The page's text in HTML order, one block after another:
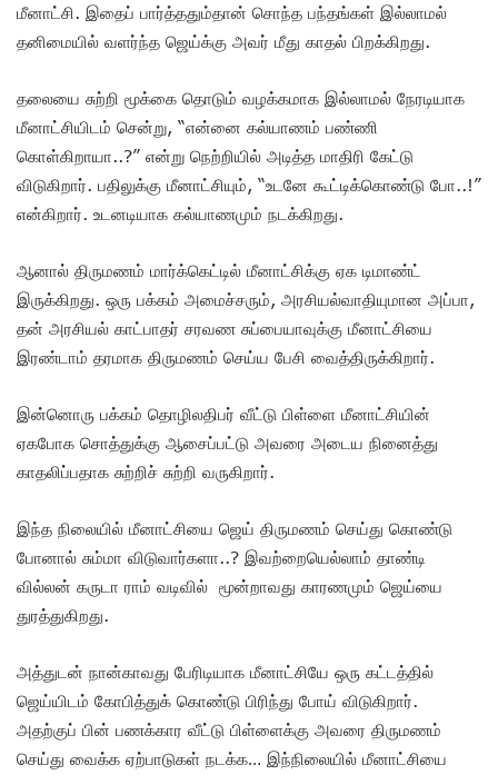
மீனாட்சி. இதைப் பார்த்ததும்தான் சொந்த பந்தங்கள் இல்லாமல்
தனிமையில் வளர்ந்த ஜெய்க்கு அவர் மீது காதல் பிறக்கிறது.
தலையை சுற்றி மூக்கை தொடும் வழக்கமாக இல்லாமல் நேரடியாக
மீனாட்சியிடம் சென்று, “என்னை கல்யாணம் பண்ணி
கொள்கிறாயா..?” என்று நெற்றியில் அடித்த மாதிரி கேட்டு
விடுகிறார். பதிலுக்கு மீனாட்சியும், “உடனே கூட்டிக்கொண்டு போ..!”
என்கிறார். உடனடியாக கல்யாணமும் நடக்கிறது.
ஆனால் திருமணம் மார்க்கெட்டில் மீனாட்சிக்கு ஏக டிமாண்ட்
இருக்கிறது. ஒரு பக்கம் அமைச்சரும், அரசியல்வாதியுமான அப்பா,
தன் அரசியல் காட்பாதர் சரவண சுப்பையாவுக்கு மீனாட்சியை
இரண்டாம் தரமாக திருமணம் செய்ய பேசி வைத்திருக்கிறார்.
இன்னொரு பக்கம் தொழிலதிபர் வீட்டு பிள்ளை மீனாட்சியின்
ஏகபோக சொத்துக்கு ஆசைப்பட்டு அவரை அடைய நினைத்து
காதலிப்பதாக சுற்றிச் சுற்றி வருகிறார்.
இந்த நிலையில் மீனாட்சியை ஜெய் திருமணம் செய்து கொண்டு
போனால் சும்மா விடுவார்களா..? இவற்றையெல்லாம் தாண்டி
வில்லன் கருடா ராம் வடிவில் மூன்றாவது காரணமும் ஜெய்யை
துரத்துகிறது.
அத்துடன் நான்காவது பேரிடியாக மீனாட்சியே ஒரு கட்டத்தில்
ஜெய்யிடம் கோபித்துக் கொண்டு பிரிந்து போய் விடுகிறார்.
அதற்குப் பின் பணக்கார வீட்டு பிள்ளைக்கு அவரை திருமணம்
செய்து வைக்க ஏற்பாடுகள் நடக்க… இந்நிலையில் மீனாட்சியை